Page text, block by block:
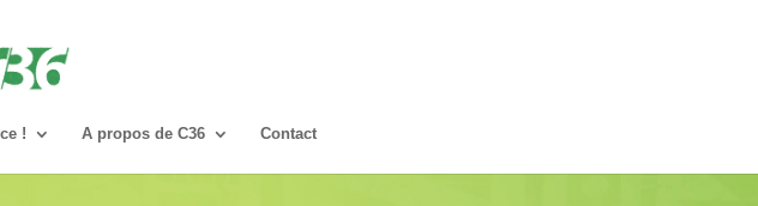
! A propos de C36 Contact